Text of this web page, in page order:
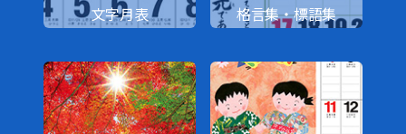
文字月表 格言集・標語集